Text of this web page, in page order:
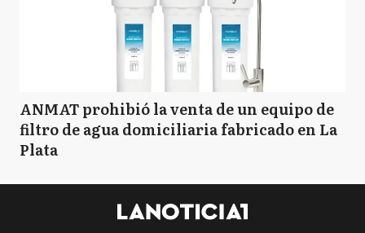
ANMAT prohibió la venta de un equipo de
filtro de agua domiciliaria fabricado en La
Plata